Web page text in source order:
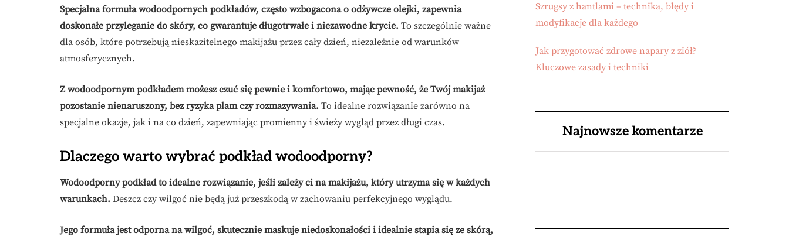
Specjalna formuła wodoodpornych podkładów, często wzbogacona o odżywcze olejki, zapewnia
doskonałe przyleganie do skóry, co gwarantuje długotrwałe i niezawodne krycie. To szczególnie ważne
dla osób, które potrzebują nieskazitelnego makijażu przez cały dzień, niezależnie od warunków
atmosferycznych.
Z wodoodpornym podkładem możesz czuć się pewnie i komfortowo, mając pewność, że Twój makijaż
pozostanie nienaruszony, bez ryzyka plam czy rozmazywania. To idealne rozwiązanie zarówno na
specjalne okazje, jak i na co dzień, zapewniając promienny i świeży wygląd przez długi czas.
Dlaczego warto wybrać podkład wodoodporny?
Wodoodporny podkład to idealne rozwiązanie, jeśli zależy ci na makijażu, który utrzyma się w każdych
warunkach. Deszcz czy wilgoć nie będą już przeszkodą w zachowaniu perfekcyjnego wyglądu.
Jego formuła jest odporna na wilgoć, skutecznie maskuje niedoskonałości i idealnie stapia się ze skórą,
Szrugsy z hantlami – technika, błędy i
modyfikacje dla każdego
Jak przygotować zdrowe napary z ziół?
Kluczowe zasady i techniki
Najnowsze komentarze